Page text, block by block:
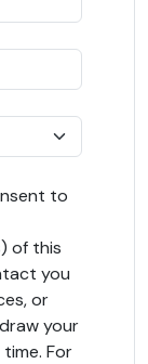
to
of this
you
or
your
For